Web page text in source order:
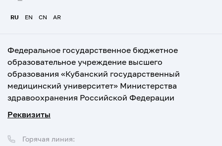
RU EN CN AR
Федеральное государственное бюджетное
образовательное учреждение высшего
образования «Кубанский государственный
медицинский университет» Министерства
здравоохранения Российской Федерации
Реквизиты
Горячая линия: